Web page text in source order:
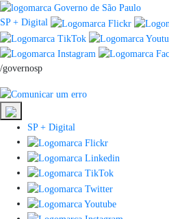
SP + Digital
/governosp
SP + Digital